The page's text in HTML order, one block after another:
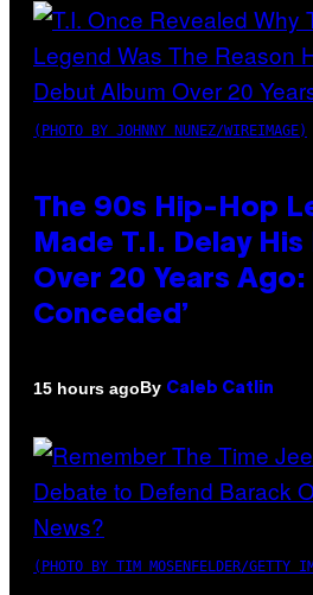
(PHOTO BY JOHNNY NUNEZ/WIREIMAGE)
The 90s Hip-Hop
Made T.I. Delay
Over 20 Years Ago:
Conceded’
15 hours agoBy Caleb Catlin
(PHOTO BY TIM MOSENFELDER/GETTY